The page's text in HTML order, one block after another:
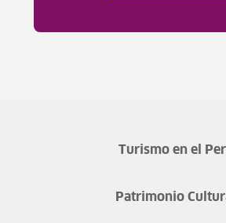
Turismo en el
Patrimonio